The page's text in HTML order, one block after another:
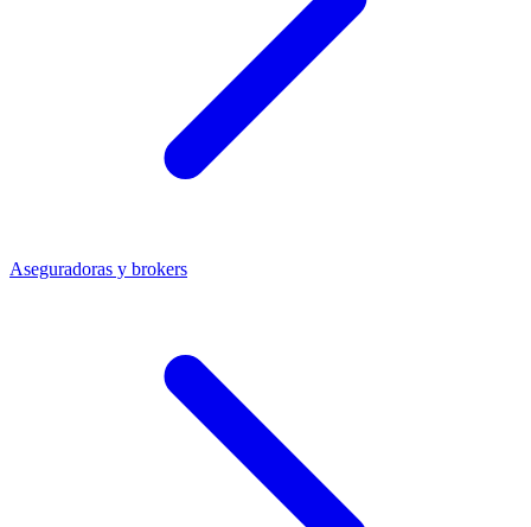
Aseguradoras y brokers